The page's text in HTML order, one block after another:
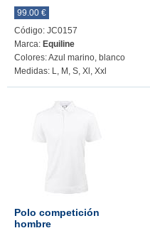
99.00 €
Código: JC0157
Marca: Equiline
Colores: Azul marino, blanco
Medidas: L, M, S, Xl, Xxl
Polo competición
hombre